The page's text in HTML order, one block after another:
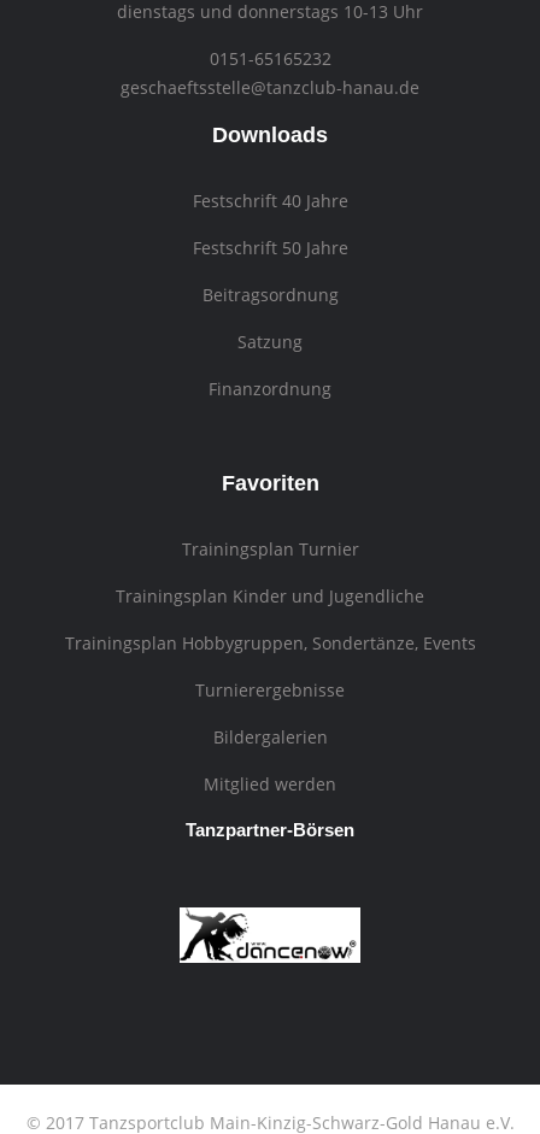
dienstags und donnerstags 10-13 Uhr
0151-65165232
geschaeftsstelle@tanzclub-hanau.de
Downloads
Festschrift 40 Jahre
Festschrift 50 Jahre
Beitragsordnung
Satzung
Finanzordnung
Favoriten
Trainingsplan Turnier
Trainingsplan Kinder und Jugendliche
Trainingsplan Hobbygruppen, Sondertänze, Events
Turnierergebnisse
Bildergalerien
Mitglied werden
Tanzpartner-Börsen
© 2017 Tanzsportclub Main-Kinzig-Schwarz-Gold Hanau e.V.